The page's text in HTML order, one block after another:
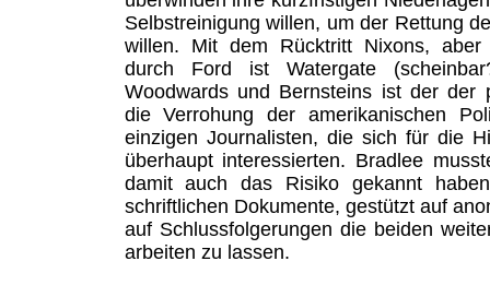
Selbstreinigung willen, um der Rettung
willen. Mit dem Rücktritt Nixons, aber
durch Ford ist Watergate
Woodwards und Bernsteins ist der der
die Verrohung der amerikanischen
einzigen Journalisten, die sich für die
überhaupt interessierten. Bradlee
damit auch das Risiko gekannt
schriftlichen Dokumente, gestützt auf
auf Schlussfolgerungen die beiden
arbeiten zu lassen.